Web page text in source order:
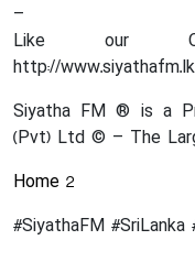
–
Like our
http://
Siyatha FM ® is a
(Pvt) Ltd © – The
Home 2
#SiyathaFM #SriLanka